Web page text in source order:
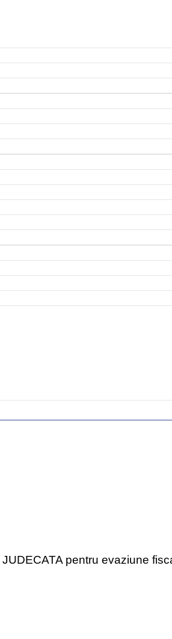
pentru evaziune